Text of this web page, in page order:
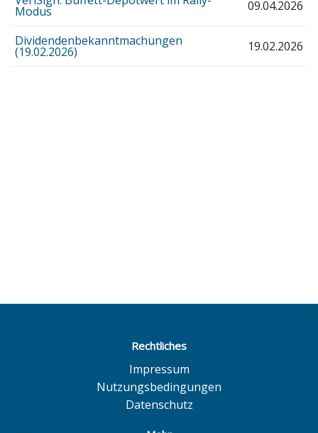
Modus 09.04.2026
Dividendenbekanntmachungen
(19.02.2026) 19.02.2026
Rechtliches
Impressum
Nutzungsbedingungen
Datenschutz